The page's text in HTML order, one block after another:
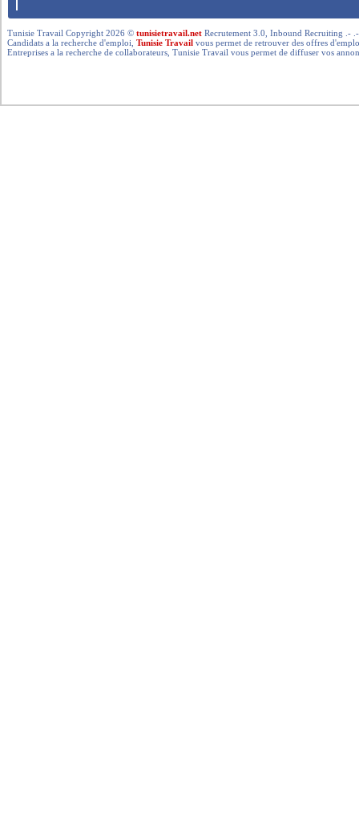
Tunisie Travail Copyright 2026 ©tunisietravail.net Recrutement 3.0, Inbound Recruiting .-
Candidats a la recherche d'emploi,Tunisie Travail vous permet de retrouver des offres
Entreprises a la recherche de collaborateurs, Tunisie Travail vous permet de diffuser vos